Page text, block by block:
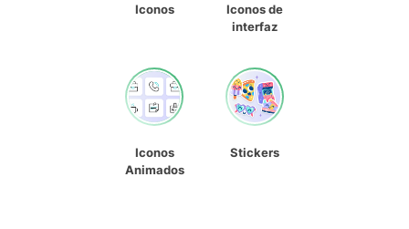
Iconos
Iconos de
interfaz
Iconos
Animados
Stickers